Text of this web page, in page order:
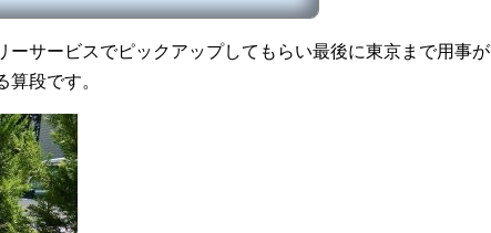
。１２カ月点検は１６日（水）から１８日（金）の３
は会場の近所に３泊することにしました。 続いて金曜
終の筆記試験があり、その後町田で2000時音出しの演
るという強硬スケジュール...
ーサービスでピックアップしてもらい最後に東京まで用事が
段です。